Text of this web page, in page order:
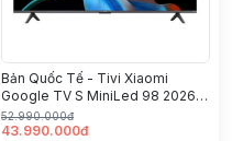
Bản Quốc Tế - Tivi Xiaomi
Google TV S MiniLed 98 2026
L98MC-STWN
52.990.000đ
43.990.000đ